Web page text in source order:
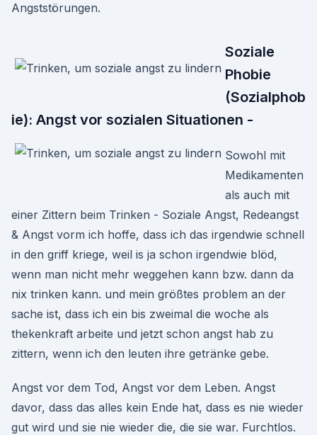
Angststörungen.
Soziale
Phobie
(Sozialphob
ie): Angst vor sozialen Situationen -
Sowohl mit
Medikamenten
als auch mit
einer Zittern beim Trinken - Soziale Angst, Redeangst
& Angst vorm ich hoffe, dass ich das irgendwie schnell
in den griff kriege, weil is ja schon irgendwie blöd,
wenn man nicht mehr weggehen kann bzw. dann da
nix trinken kann. und mein größtes problem an der
sache ist, dass ich ein bis zweimal die woche als
thekenkraft arbeite und jetzt schon angst hab zu
zittern, wenn ich den leuten ihre getränke gebe.
Angst vor dem Tod, Angst vor dem Leben. Angst
davor, dass das alles kein Ende hat, dass es nie wieder
gut wird und sie nie wieder die, die sie war. Furchtlos.